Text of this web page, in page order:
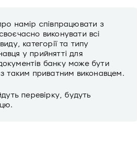
намір співпрацювати з
виконувати всі
категорії та типу
у прийнятті для
банку може бути
таким приватним виконавцем.
перевірку, будуть